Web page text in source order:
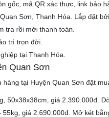
gốc, mã QR xác thực, link bảo
Sơn, Thanh Hóa. Lắp đặt
tra rồi mới thanh toán.
trì trọn đời.
tại Thanh Hóa.
Quan Sơn
tại Huyện Quan Sơn đặt
50x38x38cm, giá 2.390.000đ.
giá 2.690.000đ. Mở két